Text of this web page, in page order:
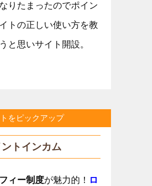
りたまったのでポイン
トの正しい使い方を教
と思いサイト開設。
をピックアップ
トインカム
ィー制度が魅力的！ ロ